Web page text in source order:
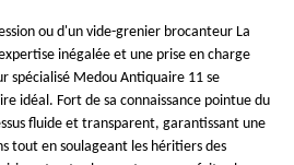
ou d'un vide-grenier brocanteur La
inégalée et une prise en charge
spécialisé Medou Antiquaire 11 se
idéal. Fort de sa connaissance pointue du
fluide et transparent, garantissant une
tout en soulageant les héritiers des